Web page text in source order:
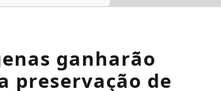
ganharão
preservação de